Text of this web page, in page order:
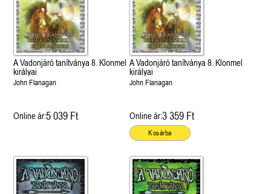
cél (Off-Campus 4.)
olvasható!
21.
Grace and Glory - Kegyelem és
dicsőség (Az Előhírnök-trilógia
Különleges éldekorált kiadás!
31.
A Vadonjáró tanítványa 8. Klonmel
királyai
John Flanagan
Online ár:5 039 Ft
A Vadonjáró tanítványa 8. Klonmel
királyai
John Flanagan
Online ár:3 359 Ft
Kosárba